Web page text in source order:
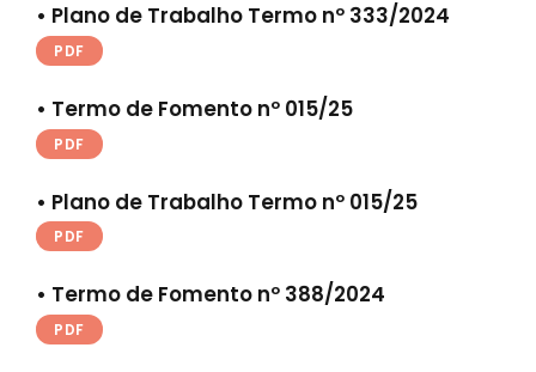
• Plano de Trabalho Termo nº 333/2024
PDF
• Termo de Fomento nº 015/25
PDF
• Plano de Trabalho Termo nº 015/25
PDF
• Termo de Fomento nº 388/2024
PDF